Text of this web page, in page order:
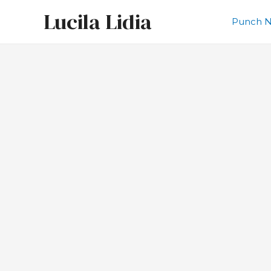
Lucila Lidia Punch